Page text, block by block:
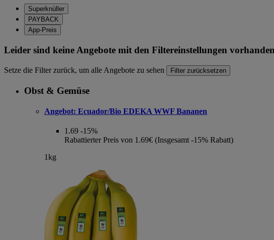
Superknüller
PAYBACK
App-Preis
Leider sind keine Angebote mit den Filtereinstellungen
Setze die Filter zurück, um alle Angebote zu sehen Filter zurücksetzen
Obst & Gemüse
Angebot: Ecuador/Bio EDEKA WWF Bananen
1.69 -15%
Rabattierter Preis von 1.69€ (Insgesamt -15% Rabatt)
1kg